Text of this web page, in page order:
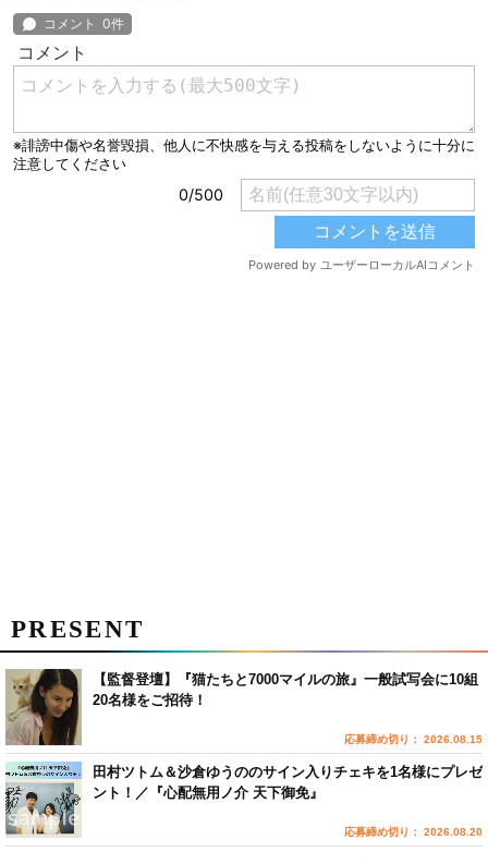
PRESENT
【監督登壇】『猫たちと7000マイルの旅』一般試写会に10組
20名様をご招待！
応募締め切り： 2026.08.15
田村ツトム＆沙倉ゆうののサイン入りチェキを1名様にプレゼ
ント！／『心配無用ノ介 天下御免』
応募締め切り： 2026.08.20